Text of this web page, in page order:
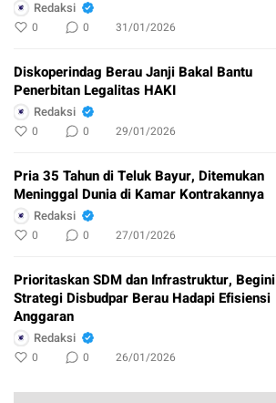
Redaksi
0 0 31/01/2026
Diskoperindag Berau Janji Bakal Bantu
Penerbitan Legalitas HAKI
Redaksi
0 0 29/01/2026
Pria 35 Tahun di Teluk Bayur, Ditemukan
Meninggal Dunia di Kamar Kontrakannya
Redaksi
0 0 27/01/2026
Prioritaskan SDM dan Infrastruktur, Begini
Strategi Disbudpar Berau Hadapi Efisiensi
Anggaran
Redaksi
0 0 26/01/2026